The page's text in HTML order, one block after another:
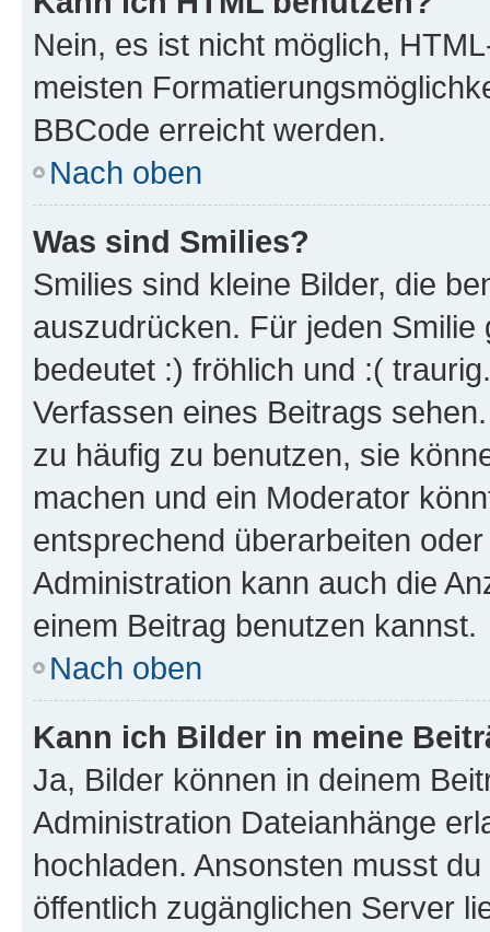
Nein, es ist nicht möglich,
meisten
BBCode erreicht werden.
Nach oben
Was sind Smilies?
Smilies sind kleine Bilder, die
auszudrücken. Für jeden
bedeutet :) fröhlich und :(
Verfassen eines Beitrags
zu häufig zu benutzen, sie
machen und ein Moderator
entsprechend überarbeiten
Administration kann auch die
einem Beitrag benutzen kannst.
Nach oben
Kann ich Bilder in meine
Ja, Bilder können in deinem
Administration Dateianhänge
hochladen. Ansonsten musst
öffentlich zugänglichen Server